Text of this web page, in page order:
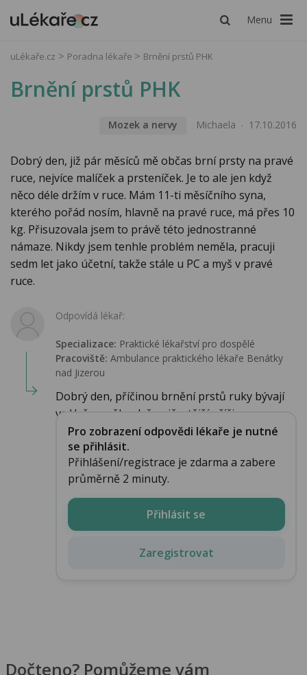
Menu
uLékaře.cz Poradna lékaře Brnění prstů PHK
Brnění prstů PHK
Mozek a nervy Michaela 17.10.2016
Dobrý den, již pár měsíců mě občas brní prsty na pravé
ruce, nejvíce malíček a prsteníček. Je to ale jen když
něco déle držím v ruce. Mám 11-ti měsíčního syna,
kterého pořád nosím, hlavně na pravé ruce, má přes 10
kg. Přisuzovala jsem to právě této jednostranné
námaze. Nikdy jsem tenhle problém neměla, pracuji
sedm let jako účetní, takže stále u PC a myš v pravé
ruce.
Odpovídá lékař:
Specializace: Praktické lékařství pro dospělé
Pracoviště: Ambulance praktického lékaře Benátky
nad Jizerou
Dobrý den, příčinou brnění prstů ruky bývají
ve Vašem věku dvě nejčastější příčin...
Pro zobrazení odpovědi lékaře je nutné
se přihlásit.
Přihlášení/registrace je zdarma a zabere
průměrně 2 minuty.
Přihlásit se
Zaregistrovat
Dočteno? Pomůžeme vám